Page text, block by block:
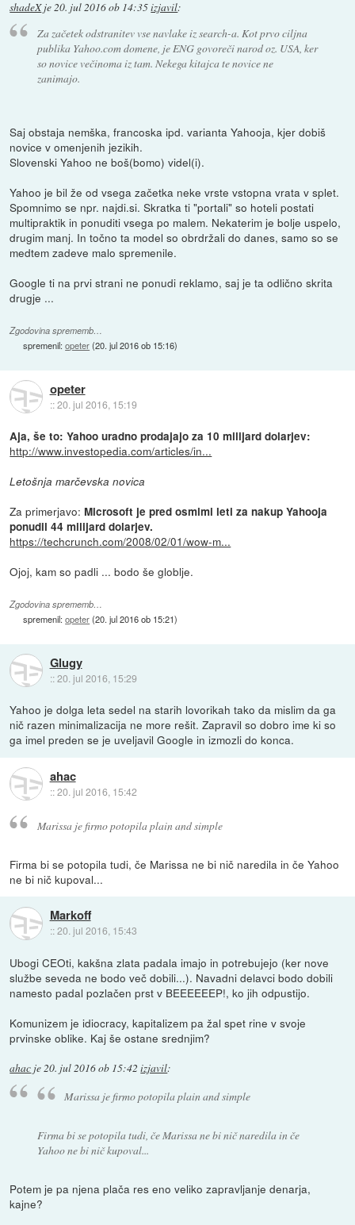
shadeXje20. jul 2016 ob 14:35izjavil:
Za začetek odstranitev vse navlake iz search-a. Kot prvo ciljna
publika Yahoo.com domene, je ENG govoreči narod oz. USA, ker
so novice večinoma iz tam. Nekega kitajca te novice ne
zanimajo.
Saj obstaja nemška, francoska ipd. varianta Yahooja, kjer dobiš
novice v omenjenih jezikih.
Slovenski Yahoo ne boš(bomo) videl(i).
Yahoo je bil že od vsega začetka neke vrste vstopna vrata v splet.
Spomnimo se npr. najdi.si. Skratka ti "portali" so hoteli postati
multipraktik in ponuditi vsega po malem. Nekaterim je bolje uspelo,
drugim manj. In točno ta model so obrdržali do danes, samo so se
medtem zadeve malo spremenile.
Google ti na prvi strani ne ponudi reklamo, saj je ta odlično skrita
drugje ...
Zgodovina sprememb…
spremenil:opeter(20. jul 2016 ob 15:16)
opeter
::20. jul 2016, 15:19
Aja, še to: Yahoo uradno prodajajo za 10 milijard dolarjev:
http://www.investopedia.com/articles/in...
Letošnja marčevska novica
Za primerjavo: Microsoft je pred osmimi leti za nakup Yahooja
ponudil 44 milijard dolarjev.
https://techcrunch.com/2008/02/01/wow-m...
Ojoj, kam so padli ... bodo še globlje.
Zgodovina sprememb…
spremenil:opeter(20. jul 2016 ob 15:21)
Glugy
::20. jul 2016, 15:29
Yahoo je dolga leta sedel na starih lovorikah tako da mislim da ga
nič razen minimalizacija ne more rešit. Zapravil so dobro ime ki so
ga imel preden se je uveljavil Google in izmozli do konca.
ahac
::20. jul 2016, 15:42
Marissa je firmo potopila plain and simple
Firma bi se potopila tudi, če Marissa ne bi nič naredila in če Yahoo
ne bi nič kupoval...
Markoff
::20. jul 2016, 15:43
Ubogi CEOti, kakšna zlata padala imajo in potrebujejo (ker nove
službe seveda ne bodo več dobili...). Navadni delavci bodo dobili
namesto padal pozlačen prst v BEEEEEEP!, ko jih odpustijo.
Komunizem je idiocracy, kapitalizem pa žal spet rine v svoje
prvinske oblike. Kaj še ostane srednjim?
ahac je20. jul 2016 ob 15:42 izjavil:
Marissa je firmo potopila plain and simple
Firma bi se potopila tudi, če Marissa ne bi nič naredila in če
Yahoo ne bi nič kupoval...
Potem je pa njena plača res eno veliko zapravljanje denarja,
kajne?